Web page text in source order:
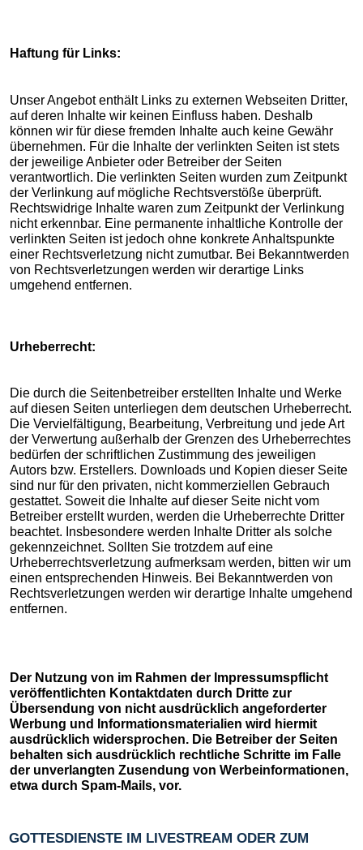
Haftung für Links:
Unser Angebot enthält Links zu externen Webseiten Dritter,
auf deren Inhalte wir keinen Einfluss haben. Deshalb
können wir für diese fremden Inhalte auch keine Gewähr
übernehmen. Für die Inhalte der verlinkten Seiten ist stets
der jeweilige Anbieter oder Betreiber der Seiten
verantwortlich. Die verlinkten Seiten wurden zum Zeitpunkt
der Verlinkung auf mögliche Rechtsverstöße überprüft.
Rechtswidrige Inhalte waren zum Zeitpunkt der Verlinkung
nicht erkennbar. Eine permanente inhaltliche Kontrolle der
verlinkten Seiten ist jedoch ohne konkrete Anhaltspunkte
einer Rechtsverletzung nicht zumutbar. Bei Bekanntwerden
von Rechtsverletzungen werden wir derartige Links
umgehend entfernen.
Urheberrecht:
Die durch die Seitenbetreiber erstellten Inhalte und Werke
auf diesen Seiten unterliegen dem deutschen Urheberrecht.
Die Vervielfältigung, Bearbeitung, Verbreitung und jede Art
der Verwertung außerhalb der Grenzen des Urheberrechtes
bedürfen der schriftlichen Zustimmung des jeweiligen
Autors bzw. Erstellers. Downloads und Kopien dieser Seite
sind nur für den privaten, nicht kommerziellen Gebrauch
gestattet. Soweit die Inhalte auf dieser Seite nicht vom
Betreiber erstellt wurden, werden die Urheberrechte Dritter
beachtet. Insbesondere werden Inhalte Dritter als solche
gekennzeichnet. Sollten Sie trotzdem auf eine
Urheberrechtsverletzung aufmerksam werden, bitten wir um
einen entsprechenden Hinweis. Bei Bekanntwerden von
Rechtsverletzungen werden wir derartige Inhalte umgehend
entfernen.
Der Nutzung von im Rahmen der Impressumspflicht
veröffentlichten Kontaktdaten durch Dritte zur
Übersendung von nicht ausdrücklich angeforderter
Werbung und Informationsmaterialien wird hiermit
ausdrücklich widersprochen. Die Betreiber der Seiten
behalten sich ausdrücklich rechtliche Schritte im Falle
der unverlangten Zusendung von Werbeinformationen,
etwa durch Spam-Mails, vor.
GOTTESDIENSTE IM LIVESTREAM ODER ZUM